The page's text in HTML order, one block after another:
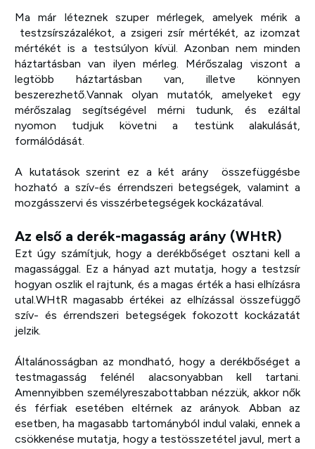
Ma már léteznek szuper mérlegek, amelyek mérik a
testzsírszázalékot, a zsigeri zsír mértékét, az izomzat
mértékét is a testsúlyon kívül. Azonban nem minden
háztartásban van ilyen mérleg. Mérőszalag viszont a
legtöbb háztartásban van, illetve könnyen
beszerezhető.Vannak olyan mutatók, amelyeket egy
mérőszalag segítségével mérni tudunk, és ezáltal
nyomon tudjuk követni a testünk alakulását,
formálódását.
A kutatások szerint ez a két arány összefüggésbe
hozható a szív-és érrendszeri betegségek, valamint a
mozgásszervi és visszérbetegségek kockázatával.
Az első a derék-magasság arány (WHtR)
Ezt úgy számítjuk, hogy a derékbőséget osztani kell a
magassággal. Ez a hányad azt mutatja, hogy a testzsír
hogyan oszlik el rajtunk, és a magas érték a hasi elhízásra
utal.WHtR magasabb értékei az elhízással összefüggő
szív- és érrendszeri betegségek fokozott kockázatát
jelzik.
Általánosságban az mondható, hogy a derékbőséget a
testmagasság felénél alacsonyabban kell tartani.
Amennyibben személyreszabottabban nézzük, akkor nők
és férfiak esetében eltérnek az arányok. Abban az
esetben, ha magasabb tartományból indul valaki, ennek a
csökkenése mutatja, hogy a testösszetétel javul, mert a